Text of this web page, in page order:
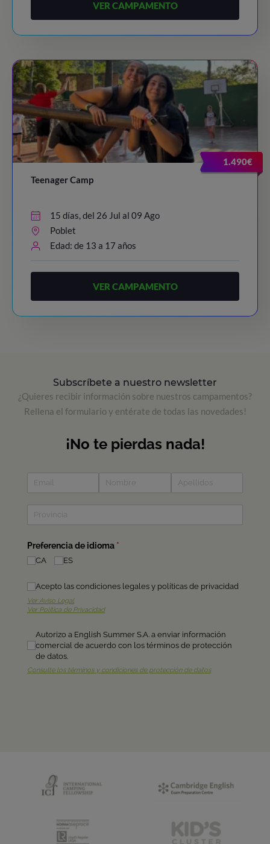
VER CAMPAMENTO
1.490€
Teenager Camp
15 días, del 26 Jul al 09 Ago
Poblet
Edad: de 13 a 17 años
VER CAMPAMENTO
Subscríbete a nuestro newsletter
¿Quieres recibir información sobre nuestros campamentos?
Rellena el formulario y entérate de todas las novedades!